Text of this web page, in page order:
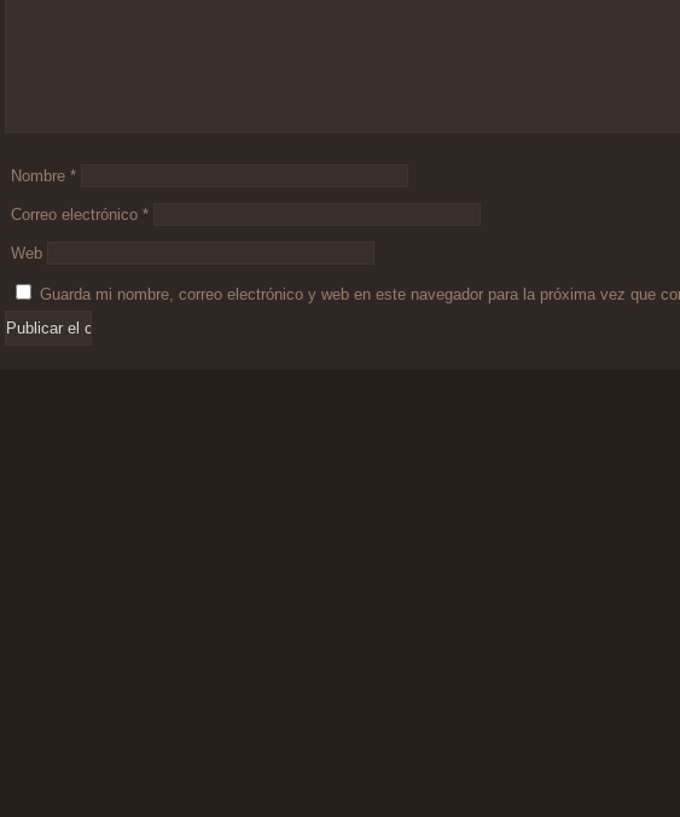
Nombre *
Correo electrónico *
Web
Guarda mi nombre, correo electrónico y web en este navegador para la próxima vez que